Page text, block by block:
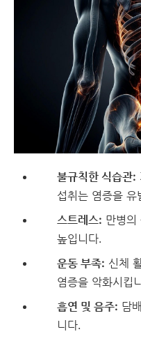
불규칙한 식습관:
섭취는 염증을 유
스트레스: 만병의
높입니다.
운동 부족: 신체
염증을 악화시킵
흡연 및 음주: 담
니다.